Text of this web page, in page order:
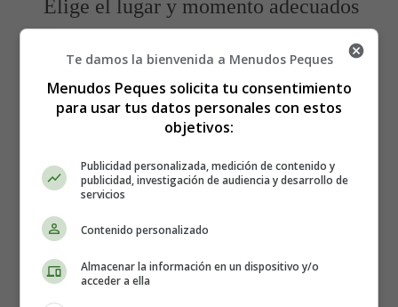
Elige el lugar y momento adecuados
El lugar y el momento en que decidasromper la relación
también son importantes.Trata de elegir un lugar
tranquilo y privado donde ambos puedan hablar sin
que encuentres un momento en el que ambos tengan
tiempo suficiente para hablar y procesar la situación.
Evita culpar o señalar con el dedo
👈
Te damos la bienvenida a Menudos Peques
Menudos Peques solicita tu consentimiento
para usar tus datos personales con estos
objetivos:
Publicidad personalizada, medición de contenido y
publicidad, investigación de audiencia y desarrollo de
servicios
Contenido personalizado
Almacenar la información en un dispositivo y/o
acceder a ella